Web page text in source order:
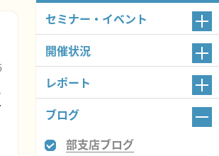
セミナー・イベント
開催状況
レポート
ブログ
部支店ブログ